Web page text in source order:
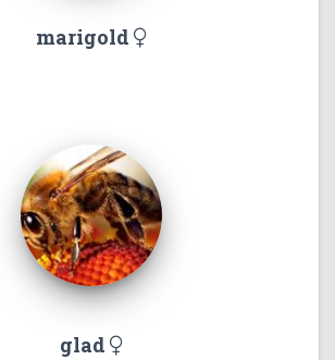
marigold
glad